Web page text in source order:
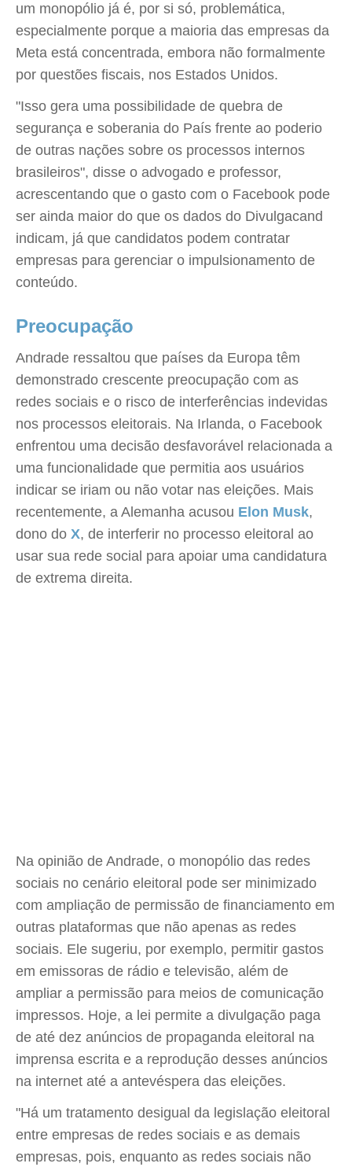
um monopólio já é, por si só, problemática,
especialmente porque a maioria das empresas da
Meta está concentrada, embora não formalmente
por questões fiscais, nos Estados Unidos.
"Isso gera uma possibilidade de quebra de
segurança e soberania do País frente ao poderio
de outras nações sobre os processos internos
brasileiros", disse o advogado e professor,
acrescentando que o gasto com o Facebook pode
ser ainda maior do que os dados do Divulgacand
indicam, já que candidatos podem contratar
empresas para gerenciar o impulsionamento de
conteúdo.
Preocupação
Andrade ressaltou que países da Europa têm
demonstrado crescente preocupação com as
redes sociais e o risco de interferências indevidas
nos processos eleitorais. Na Irlanda, o Facebook
enfrentou uma decisão desfavorável relacionada a
uma funcionalidade que permitia aos usuários
indicar se iriam ou não votar nas eleições. Mais
recentemente, a Alemanha acusou Elon Musk,
dono do X, de interferir no processo eleitoral ao
usar sua rede social para apoiar uma candidatura
de extrema direita.
Na opinião de Andrade, o monopólio das redes
sociais no cenário eleitoral pode ser minimizado
com ampliação de permissão de financiamento em
outras plataformas que não apenas as redes
sociais. Ele sugeriu, por exemplo, permitir gastos
em emissoras de rádio e televisão, além de
ampliar a permissão para meios de comunicação
impressos. Hoje, a lei permite a divulgação paga
de até dez anúncios de propaganda eleitoral na
imprensa escrita e a reprodução desses anúncios
na internet até a antevéspera das eleições.
"Há um tratamento desigual da legislação eleitoral
entre empresas de redes sociais e as demais
empresas, pois, enquanto as redes sociais não